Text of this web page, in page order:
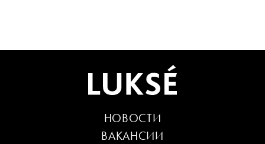
НОВОСТИ
ВАКАНСИИ